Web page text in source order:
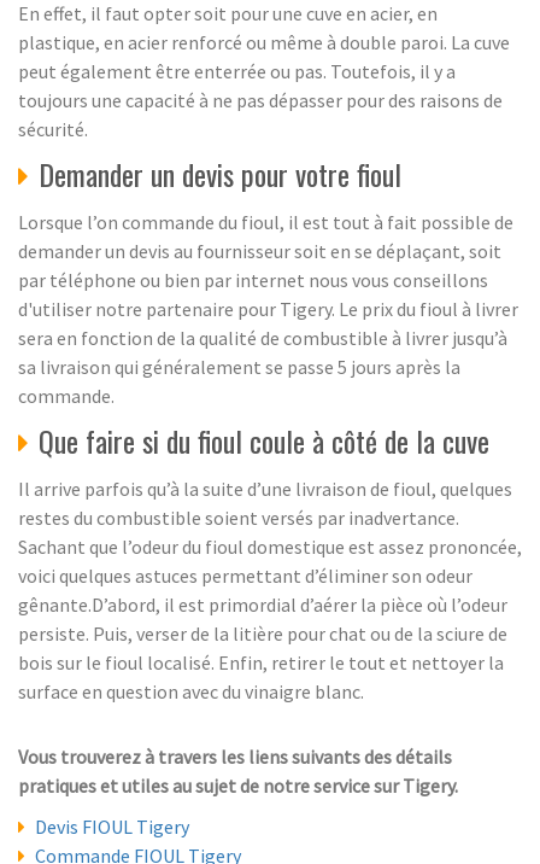
En effet, il faut opter soit pour une cuve en acier, en
plastique, en acier renforcé ou même à double paroi. La cuve
peut également être enterrée ou pas. Toutefois, il y a
toujours une capacité à ne pas dépasser pour des raisons de
sécurité.
Demander un devis pour votre fioul
Lorsque l’on commande du fioul, il est tout à fait possible de
demander un devis au fournisseur soit en se déplaçant, soit
par téléphone ou bien par internet nous vous conseillons
d'utiliser notre partenaire pour Tigery. Le prix du fioul à livrer
sera en fonction de la qualité de combustible à livrer jusqu’à
sa livraison qui généralement se passe 5 jours après la
commande.
Que faire si du fioul coule à côté de la cuve
Il arrive parfois qu’à la suite d’une livraison de fioul, quelques
restes du combustible soient versés par inadvertance.
Sachant que l’odeur du fioul domestique est assez prononcée,
voici quelques astuces permettant d’éliminer son odeur
gênante.D’abord, il est primordial d’aérer la pièce où l’odeur
persiste. Puis, verser de la litière pour chat ou de la sciure de
bois sur le fioul localisé. Enfin, retirer le tout et nettoyer la
surface en question avec du vinaigre blanc.
Vous trouverez à travers les liens suivants des détails
pratiques et utiles au sujet de notre service sur Tigery.
Devis FIOUL Tigery
Commande FIOUL Tigery